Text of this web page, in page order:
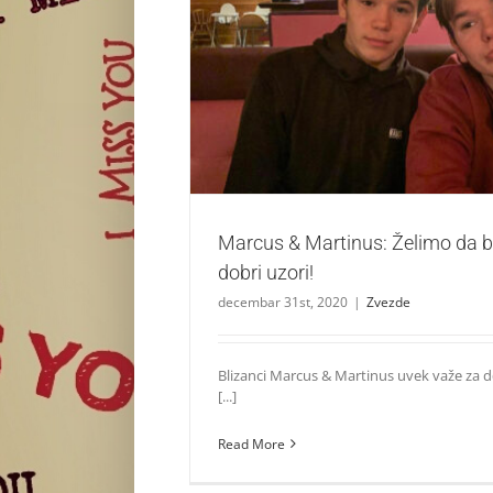
Marcus & Martinus: Želimo da budemo
Zvezde
Marcus & Martinus: Želimo da
dobri uzori!
decembar 31st, 2020 | Zvezde
Blizanci Marcus & Martinus uvek važe za
[...]
Read More